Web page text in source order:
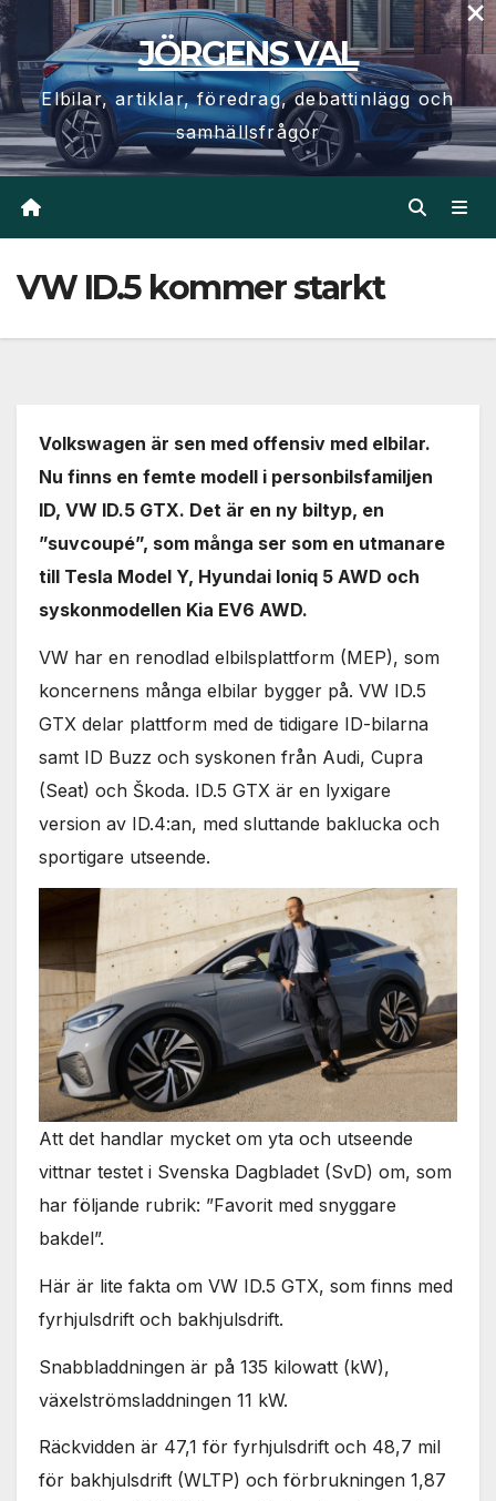
Hoppa
till
innehåll
JÖRGENS VAL
Elbilar, artiklar, föredrag, debattinlägg och
samhällsfrågor
VW ID.5 kommer starkt
Volkswagen är sen med offensiv med elbilar.
Nu finns en femte modell i personbilsfamiljen
ID, VW ID.5 GTX. Det är en ny biltyp, en
”suvcoupé”, som många ser som en utmanare
till Tesla Model Y, Hyundai Ioniq 5 AWD och
syskonmodellen Kia EV6 AWD.
VW har en renodlad elbilsplattform (MEP), som
koncernens många elbilar bygger på. VW ID.5
GTX delar plattform med de tidigare ID-bilarna
samt ID Buzz och syskonen från Audi, Cupra
(Seat) och Škoda. ID.5 GTX är en lyxigare
version av ID.4:an, med sluttande baklucka och
sportigare utseende.
Att det handlar mycket om yta och utseende
vittnar testet i Svenska Dagbladet (SvD) om, som
har följande rubrik: ”Favorit med snyggare
bakdel”.
Här är lite fakta om VW ID.5 GTX, som finns med
fyrhjulsdrift och bakhjulsdrift.
Snabbladdningen är på 135 kilowatt (kW),
växelströmsladdningen 11 kW.
Räckvidden är 47,1 för fyrhjulsdrift och 48,7 mil
för bakhjulsdrift (WLTP) och förbrukningen 1,87
×